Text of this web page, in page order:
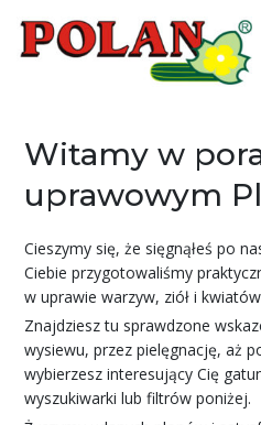
Witamy w
uprawowym
Cieszymy się, że sięgnąłeś po
Ciebie przygotowaliśmy
w uprawie warzyw, ziół i
Znajdziesz tu sprawdzone
wysiewu, przez pielęgnację, aż
wybierzesz interesujący Cię
wyszukiwarki lub filtrów poniżej.